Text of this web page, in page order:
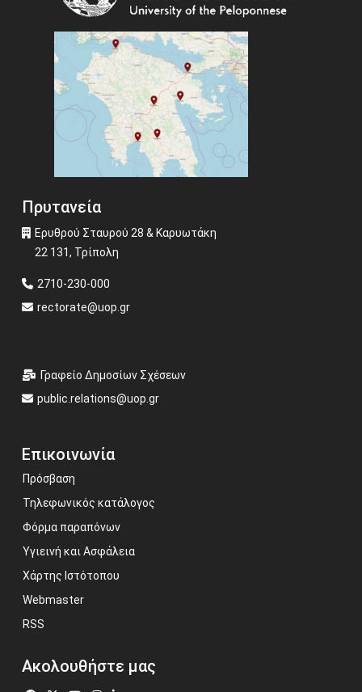
Πρυτανεία
Ερυθρού Σταυρού 28 & Καρυωτάκη
22 131, Τρίπολη
2710-230-000
rectorate@uop.gr
Γραφείο Δημοσίων Σχέσεων
public.relations@uop.gr
Επικοινωνία
Πρόσβαση
Τηλεφωνικός κατάλογος
Φόρμα παραπόνων
Υγιεινή και Ασφάλεια
Χάρτης Ιστότοπου
Webmaster
RSS
Ακολουθήστε μας